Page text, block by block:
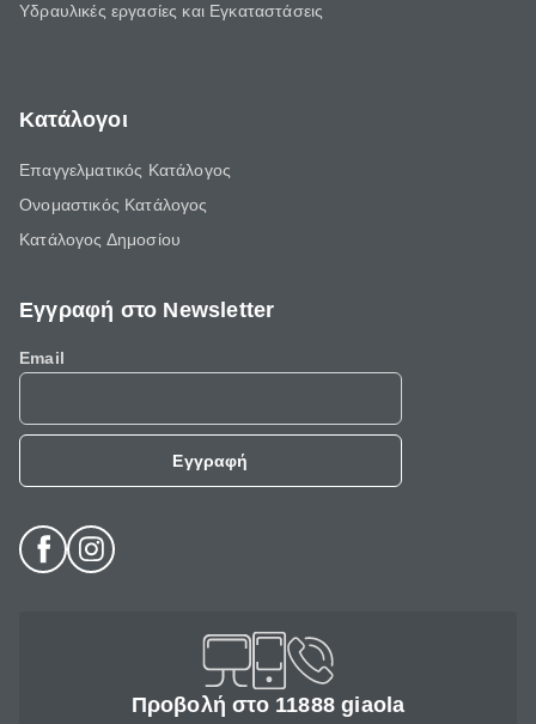
Υδραυλικές εργασίες και Εγκαταστάσεις
Κατάλογοι
Επαγγελματικός Κατάλογος
Ονομαστικός Κατάλογος
Κατάλογος Δημοσίου
Εγγραφή στο Newsletter
Email
Εγγραφή
Προβολή στο 11888 giaola